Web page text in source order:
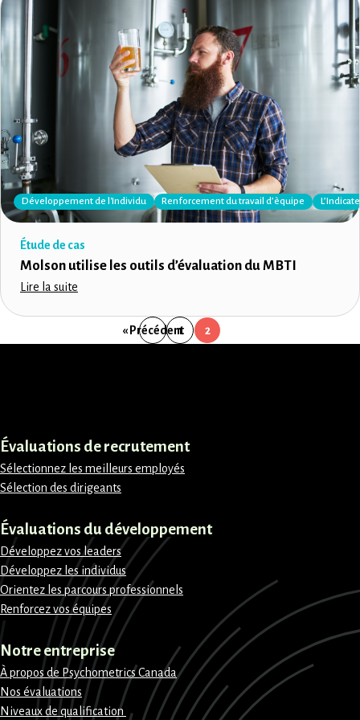
Développement de l'Individu Renforcement du travail d’èquipe
Étude de cas
Molson utilise les outils d’évaluation du MBTI
Lire la suite
« Précédent
1 2
Évaluations de recrutement
Sélectionnez les meilleurs employés
Sélection des dirigeants
Évaluations du développement
Développez vos leaders
Développez les individus
Orientez les parcours professionnels
Renforcez vos équipes
Notre entreprise
À propos de Psychometrics Canada
Nos évaluations
Niveaux de qualification